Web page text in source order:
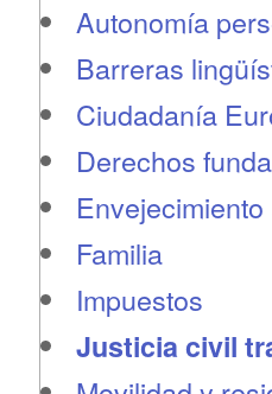
Autonomía
Barreras
Ciudadanía
Derechos
Familia
Impuestos
Justicia civil